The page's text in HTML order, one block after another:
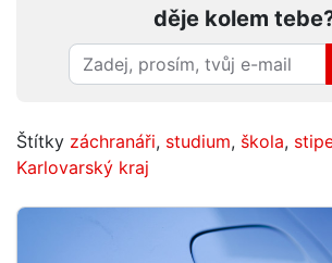
děje kolem
Štítky záchranáři, studium, škola,
Karlovarský kraj